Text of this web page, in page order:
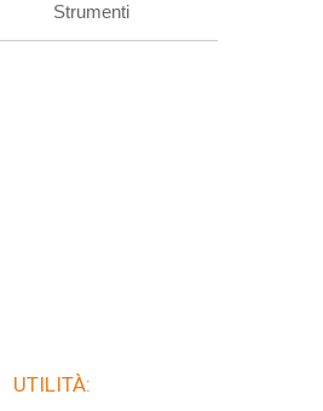
Strumenti
UTILITÀ: